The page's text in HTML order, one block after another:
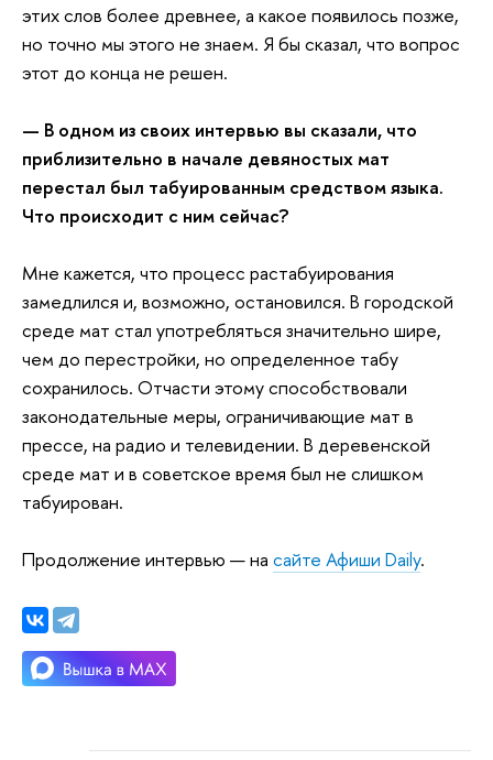
этих слов более древнее, а какое появилось позже,
но точно мы этого не знаем. Я бы сказал, что вопрос
этот до конца не решен.
— В одном из своих интервью вы сказали, что
приблизительно в начале девяностых мат
перестал был табуированным средством языка.
Что происходит с ним сейчас?
Мне кажется, что процесс растабуирования
замедлился и, возможно, остановился. В городской
среде мат стал употребляться значительно шире,
чем до перестройки, но определенное табу
сохранилось. Отчасти этому способствовали
законодательные меры, ограничивающие мат в
прессе, на радио и телевидении. В деревенской
среде мат и в советское время был не слишком
табуирован.
Продолжение интервью — на сайте Афиши Daily.